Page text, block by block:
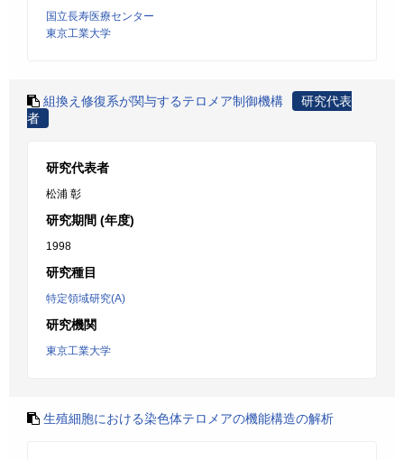
国立長寿医療センター
東京工業大学
組換え修復系が関与するテロメア制御機構
研究代表
者
研究代表者
松浦 彰
研究期間 (年度)
1998
研究種目
特定領域研究(A)
研究機関
東京工業大学
生殖細胞における染色体テロメアの機能構造の解析